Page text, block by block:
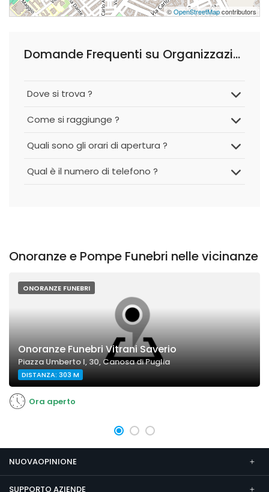
©OpenStreetMapcontributors
Domande Frequenti su Organizzazione Funeraria Valle dell'Ofanto S.n.c.
Dove si trova ?
Come si raggiunge ?
Quali sono gli orari di apertura ?
Qual è il numero di telefono ?
Onoranze e Pompe Funebri nelle vicinanze
ONORANZE FUNEBRI
Onoranze Funebri Vitrani Saverio
Piazza Umberto I, 30, Canosa di Puglia
DISTANZA: 303 M
Ora aperto
NUOVAOPINIONE
SUPPORTO AZIENDE